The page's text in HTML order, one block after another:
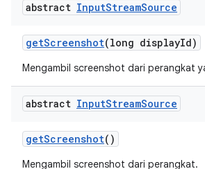
abstract InputStreamSource
getScreenshot(long displayId)
Mengambil screenshot dari perangkat
abstract InputStreamSource
getScreenshot()
Mengambil screenshot dari perangkat.